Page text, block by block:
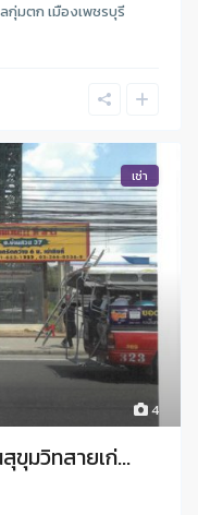
กุ่มตก เมืองเพชรบุรี
4
เช่า
ขุมวิทสายเก่...